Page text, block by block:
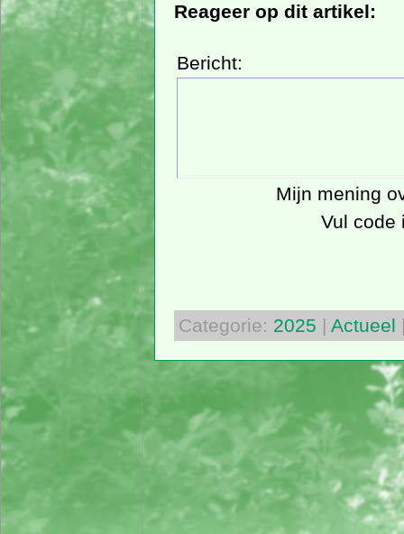
Reageer op dit artikel:
Bericht:
Mijn mening
Vul
Categorie: 2025 |Actueel